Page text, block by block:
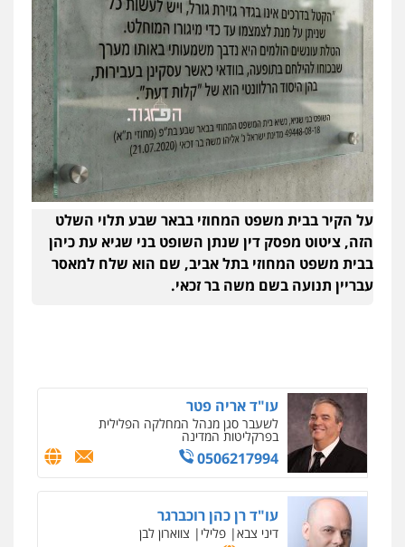
על הקיר בבית משפט המחוזי בבאר שבע תלוי השלט
הזה, ציטוט מפסק דין שנתן השופט בני שגיא עת כיהן
בבית משפט המחוזי בתל אביב, שם הוא שלח למאסר
עבריין תנועה בשם משה בר זכאי.
פלילי פשיעה חמורה מיסים הלבנת הון
פסיכיאטריה משפטית
0506216048
עו"ד אמיר כהן
פלילי מעצרים וחקירות תעבורה
0537470000
אבי אמר משרד עורכי דין
פלילי משפחה אזרחי מסחרי
0502130230
עו"ד אריה פטר
לשעבר סגן מנהל המחלקה הפלילית
בפרקליטות המדינה
0506217994
עו"ד רן כהן רוכברגר
דיני צבא פלילי צווארון לבן